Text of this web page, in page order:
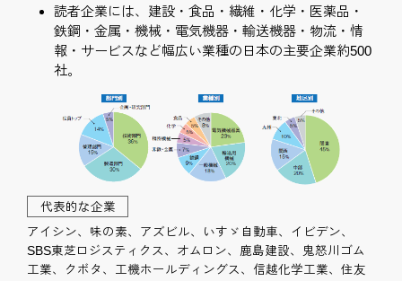
読者企業には、建設・食品・繊維・化学・医薬品・
鉄鋼・金属・機械・電気機器・輸送機器・物流・情
報・サービスなど幅広い業種の日本の主要企業約500
社。
代表的な企業
アイシン、味の素、アズビル、いすゞ自動車、イビデン、
SBS東芝ロジスティクス、オムロン、鹿島建設、鬼怒川ゴム
工業、クボタ、工機ホールディングス、信越化学工業、住友